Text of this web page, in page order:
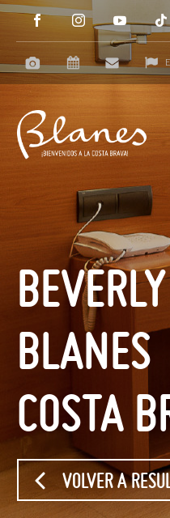
BLANES
COSTA
VOLVER A